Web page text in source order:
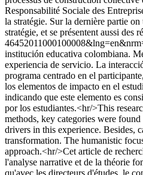
Responsabilité Sociale des
la stratégie. Sur la dernière partie
stratégie, et se présentent aussi des
institución educativa colombiana.
experiencia de servicio. La
programa centrado en el
los elementos de impacto en el
indicando que este elemento es
por los estudiantes.<hr/>This
methods, key categories were
drivers in this experience. Besides,
transformation. The humanistic
approach.<hr/>Cet article de
l'analyse narrative et de la théorie
qu'avec les directeurs d'études, le